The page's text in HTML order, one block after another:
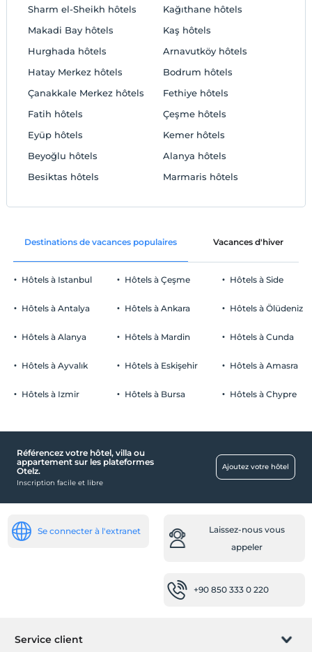
Sharm el-Sheikh hôtels
Makadi Bay hôtels
Hurghada hôtels
Hatay Merkez hôtels
Çanakkale Merkez‎ hôtels
Fatih hôtels
Eyüp hôtels
Beyoğlu hôtels
Besiktas hôtels
Kağıthane hôtels
Kaş hôtels
Arnavutköy hôtels
Bodrum hôtels
Fethiye hôtels
Çeşme hôtels
Kemer hôtels
Alanya hôtels
Marmaris hôtels
Destinations de vacances populaires Vacances d'hiver
Hôtels à Istanbul
Hôtels à Antalya
Hôtels à Alanya
Hôtels à Ayvalık
Hôtels à Izmir
Hôtels à Çeşme
Hôtels à Ankara
Hôtels à Mardin
Hôtels à Eskişehir
Hôtels à Bursa
Hôtels à Side
Hôtels à Ölüdeniz
Hôtels à Cunda
Hôtels à Amasra
Hôtels à Chypre
Référencez votre hôtel, villa ou
appartement sur les plateformes
Otelz.
Inscription facile et libre
Ajoutez votre hôtel
Se connecter à l'extranet
Laissez-nous vous
appeler
+90 850 333 0 220
Service client